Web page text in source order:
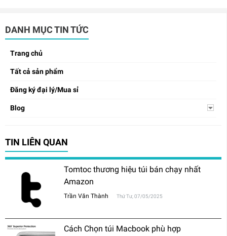
DANH MỤC TIN TỨC
Trang chủ
Tất cả sản phẩm
Đăng ký đại lý/Mua sỉ
Blog
TIN LIÊN QUAN
Tomtoc thương hiệu túi bán chạy nhất
Amazon
Trần Văn Thành Thứ Tư, 07/05/2025
Cách Chọn túi Macbook phù hợp